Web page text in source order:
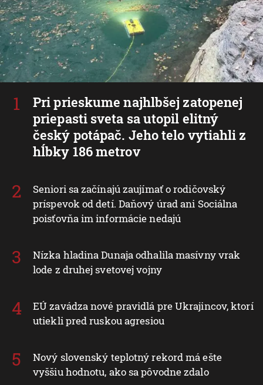
Pri prieskume najhlbšej zatopenej
priepasti sveta sa utopil elitný
český potápač. Jeho telo vytiahli z
hĺbky 186 metrov
Seniori sa začínajú zaujímať o rodičovský
príspevok od detí. Daňový úrad ani Sociálna
poisťovňa im informácie nedajú
Nízka hladina Dunaja odhalila masívny vrak
lode z druhej svetovej vojny
EÚ zavádza nové pravidlá pre Ukrajincov, ktorí
utiekli pred ruskou agresiou
Nový slovenský teplotný rekord má ešte
vyššiu hodnotu, ako sa pôvodne zdalo